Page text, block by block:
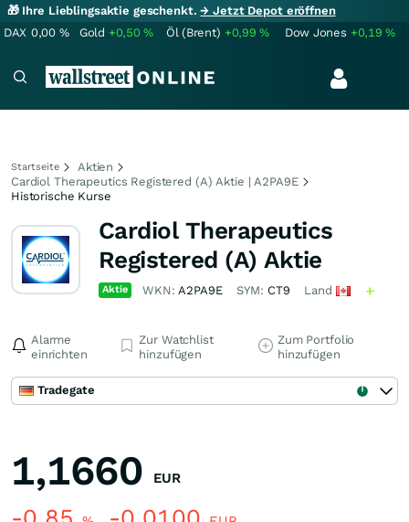
🎁 Ihre Lieblingsaktie geschenkt.→ Jetzt Depot eröffnen
DAX 0,00 % Gold +0,50% Öl (Brent) +0,99% Dow Jones +0,19%
Startseite
Aktien
Cardiol Therapeutics Registered (A) Aktie | A2PA9E
Historische Kurse
Cardiol Therapeutics
Registered (A) Aktie
Aktie WKN:A2PA9E SYM: CT9 Land
Alarme
einrichten
Zur Watchlist
hinzufügen
Zum Portfolio
hinzufügen
Tradegate
1,1660 EUR